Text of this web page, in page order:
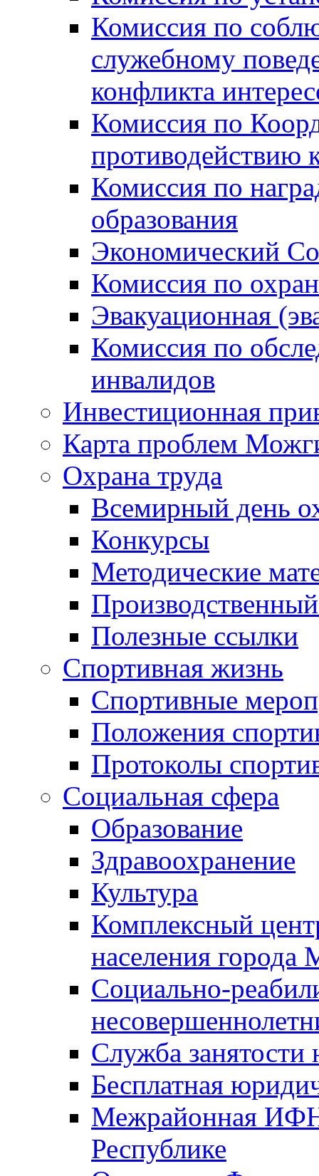
Комиссия по
служебному
конфликта
Комиссия по
противодействию
Комиссия по
образования
Экономический
Комиссия по
Эвакуационная
Комиссия по
инвалидов
Инвестиционная
Карта проблем
Охрана труда
Всемирный день
Конкурсы
Методические
Полезные ссылки
Спортивная жизнь
Спортивные
Положения
Протоколы
Социальная сфера
Образование
Здравоохранение
Культура
Комплексный
населения города
Социально-
Служба занятости
Бесплатная
Межрайонная
Республике